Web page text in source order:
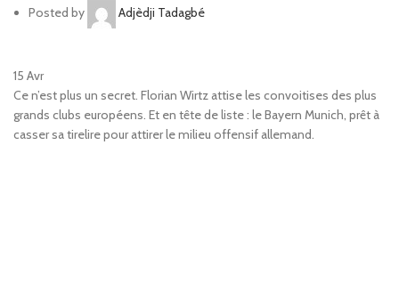
Posted by
Adjèdji Tadagbé
15 Avr
Ce n’est plus un secret. Florian Wirtz attise les convoitises des plus
grands clubs européens. Et en tête de liste : le Bayern Munich, prêt à
casser sa tirelire pour attirer le milieu offensif allemand.